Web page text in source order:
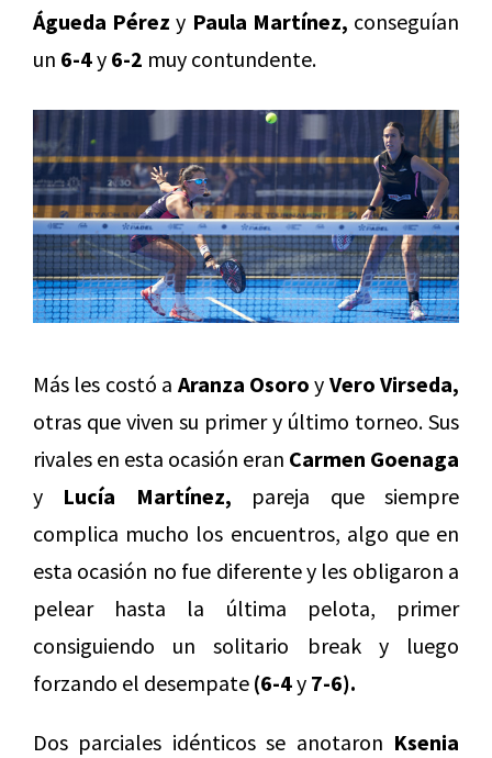
Águeda Pérez y Paula Martínez, conseguían
un 6-4y 6-2 muy contundente.
Más les costó a Aranza Osoro y Vero Virseda,
otras que viven su primer y último torneo. Sus
rivales en esta ocasión eran Carmen Goenaga
y Lucía Martínez, pareja que siempre
complica mucho los encuentros, algo que en
esta ocasión no fue diferente y les obligaron a
pelear hasta la última pelota, primer
consiguiendo un solitario break y luego
forzando el desempate (6-4y 7-6).
Dos parciales idénticos se anotaron Ksenia